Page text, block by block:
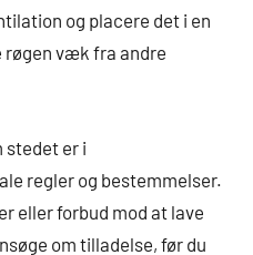
og placere det i en
røgen væk fra andre
stedet er i
regler og bestemmelser.
eller forbud mod at lave
om tilladelse, før du